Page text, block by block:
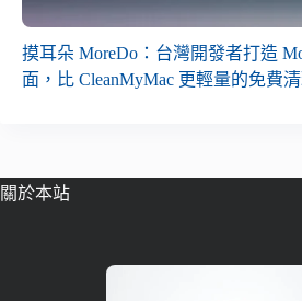
摸耳朵 MoreDo：台灣開發者打造
面，比 CleanMyMac 更輕量的免費
關於本站